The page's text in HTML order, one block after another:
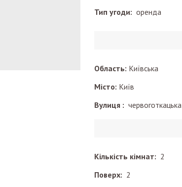
Тип угоди: оренда
Область: Київська
Місто: Київ
Вулиця : червоготкацька
Кількість кімнат: 2
Поверх: 2